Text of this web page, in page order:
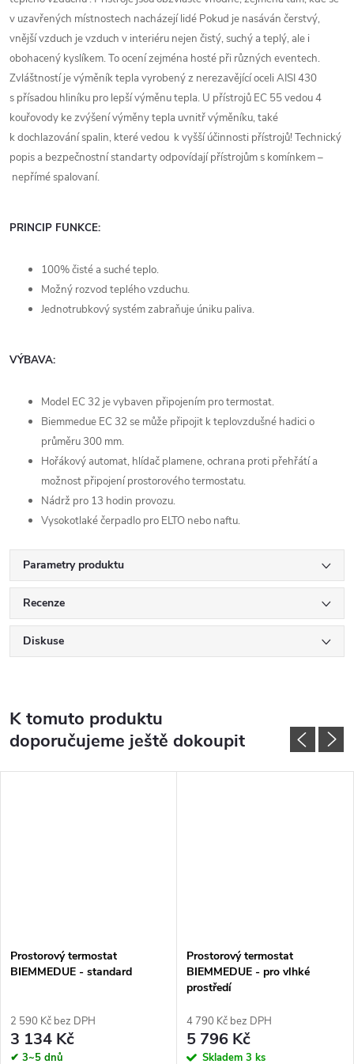
v uzavřených místnostech nacházejí lidé Pokud je nasáván čerstvý,
vnější vzduch je vzduch v interiéru nejen čistý, suchý a teplý, ale i
obohacený kyslíkem. To ocení zejména hosté při různých eventech.
Zvláštností je výměník tepla vyrobený z nerezavějící oceli AISI 430
s přísadou hliníku pro lepší výměnu tepla. U přístrojů EC 55 vedou 4
kouřovody ke zvýšení výměny tepla uvnitř výměníku, také
k dochlazování spalin, které vedou k vyšší účinnosti přístrojů! Technický
popis a bezpečnostní standarty odpovídají přístrojům s komínkem –
nepřímé spalovaní.
PRINCIP FUNKCE:
100% čisté a suché teplo.
Možný rozvod teplého vzduchu.
Jednotrubkový systém zabraňuje úniku paliva.
VÝBAVA:
Model EC 32 je vybaven připojením pro termostat.
Biemmedue EC 32 se může připojit k teplovzdušné hadici o
průměru 300 mm.
Hořákový automat, hlídač plamene, ochrana proti přehřátí a
možnost připojení prostorového termostatu.
Nádrž pro 13 hodin provozu.
Vysokotlaké čerpadlo pro ELTO nebo naftu.
Parametry produktu
Recenze
Diskuse
K tomuto produktu
doporučujeme ještě dokoupit
Prostorový termostat
BIEMMEDUE - standard
2 590 Kč bez DPH
3 134 Kč
✔ 3~5 dnů
Prostorový termostat
BIEMMEDUE - pro vlhké
prostředí
4 790 Kč bez DPH
5 796 Kč
Skladem 3 ks